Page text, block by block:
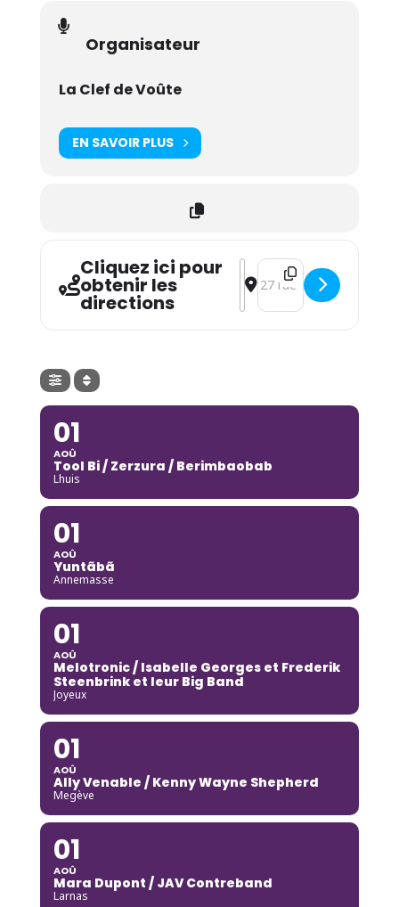
Organisateur
La Clef de Voûte
EN SAVOIR PLUS
Cliquez ici pour
obtenir les
directions
Address - La Jam du Jeudi
Destination Address -
01
AOÛ
Tool Bi / Zerzura / Berimbaobab
Lhuis
01
AOÛ
Yuntãbã
Annemasse
01
AOÛ
Melotronic / Isabelle Georges et Frederik
Steenbrink et leur Big Band
Joyeux
01
AOÛ
Ally Venable / Kenny Wayne Shepherd
Megève
01
AOÛ
Mara Dupont / JAV Contreband
Larnas